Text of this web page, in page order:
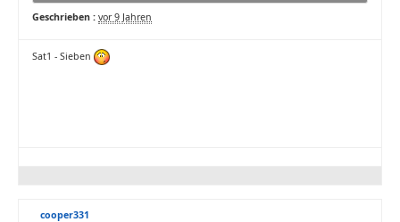
Geschrieben : vor 9 Jahren
Sat1 - Sieben
cooper331